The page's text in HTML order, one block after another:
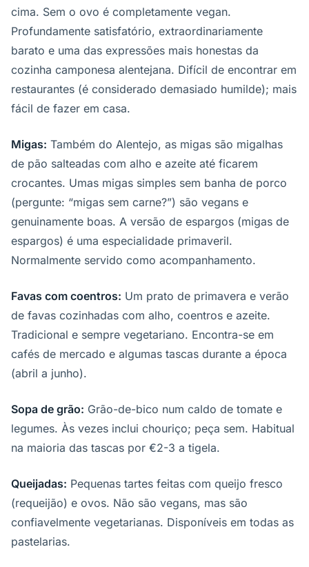
cima. Sem o ovo é completamente vegan.
Profundamente satisfatório, extraordinariamente
barato e uma das expressões mais honestas da
cozinha camponesa alentejana. Difícil de encontrar em
restaurantes (é considerado demasiado humilde); mais
fácil de fazer em casa.
Migas: Também do Alentejo, as migas são migalhas
de pão salteadas com alho e azeite até ficarem
crocantes. Umas migas simples sem banha de porco
(pergunte: “migas sem carne?”) são vegans e
genuinamente boas. A versão de espargos (migas de
espargos) é uma especialidade primaveril.
Normalmente servido como acompanhamento.
Favas com coentros: Um prato de primavera e verão
de favas cozinhadas com alho, coentros e azeite.
Tradicional e sempre vegetariano. Encontra-se em
cafés de mercado e algumas tascas durante a época
(abril a junho).
Sopa de grão: Grão-de-bico num caldo de tomate e
legumes. Às vezes inclui chouriço; peça sem. Habitual
na maioria das tascas por €2-3 a tigela.
Queijadas: Pequenas tartes feitas com queijo fresco
(requeijão) e ovos. Não são vegans, mas são
confiavelmente vegetarianas. Disponíveis em todas as
pastelarias.